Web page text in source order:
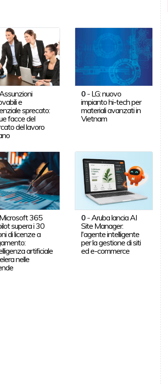
Assunzioni
e
sprecato:
facce del
del lavoro
0 - LG: nuovo
impianto hi-tech per
materiali avanzati in
Vietnam
Microsoft 365
supera i 30
di licenze a
artificiale
nelle
0 - Aruba lancia AI
Site Manager:
l'agente intelligente
per la gestione di siti
ed e-commerce